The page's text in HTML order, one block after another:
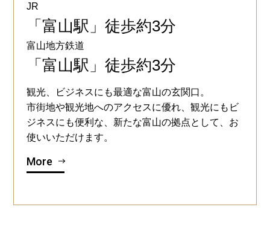
JR
「富山駅」徒歩約3分
富山地方鉄道
「富山駅」徒歩約3分
観光、ビジネスにも最適な富山の玄関口。
市街地や観光地へのアクセスに優れ、観光にもビ
ジネスにも便利な、新たな富山の拠点として、お
使いいただけます。
More